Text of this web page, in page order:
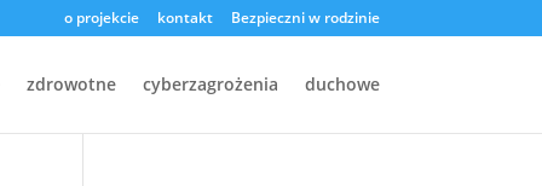
o projekcie kontakt Bezpieczni w rodzinie
zdrowotne cyberzagrożenia duchowe